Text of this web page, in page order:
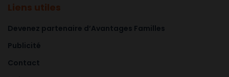
Liens utiles
Devenez partenaire d’Avantages Familles
Publicité
Contact